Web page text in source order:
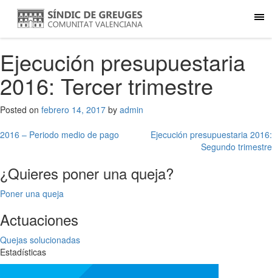
Ejecución presupuestaria
2016: Tercer trimestre
Posted on febrero 14, 2017 by admin
Navegación
entradas
2016 – Periodo medio de pago
Ejecución presupuestaria 2016:
Segundo trimestre
¿Quieres poner una queja?
Poner una queja
Actuaciones
Quejas solucionadas
Estadísticas